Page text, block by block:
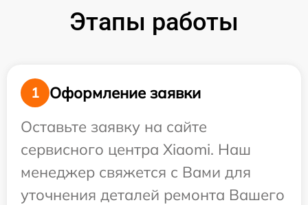
Этапы работы
1
Оформление заявки
Оставьте заявку на сайте
сервисного центра Xiaomi. Наш
менеджер свяжется с Вами для
уточнения деталей ремонта Вашего